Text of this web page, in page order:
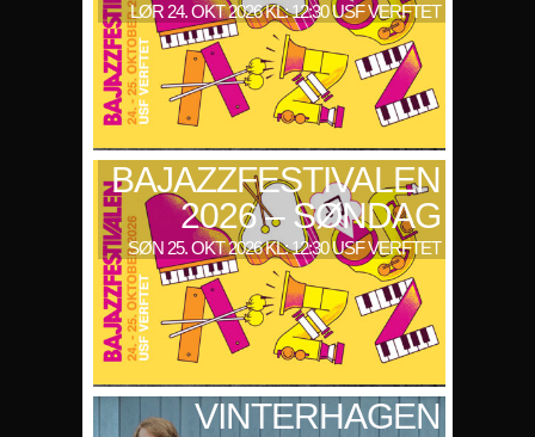
LØR 24. OKT 2026 KL: 12:30 USF VERFTET
BAJAZZFESTIVALEN
2026 – SØNDAG
SØN 25. OKT 2026 KL: 12:30 USF VERFTET
VINTERHAGEN